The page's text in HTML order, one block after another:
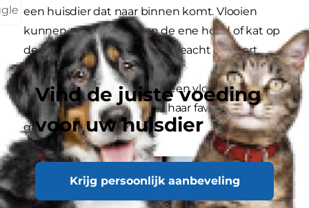
Vind de juiste voeding
voor uw huisdier
Krijg persoonlijk aanbeveling
een huisdier dat naar binnen komt. Vlooien
kunnen gemakkelijk van de ene hond of kat op
de andere overspringen, ongeacht de soort.
Het kan zelfs zijn dat je kat een vlo heeft
gekregen door rustig voor haar favoriete raam te
gaan zitten.